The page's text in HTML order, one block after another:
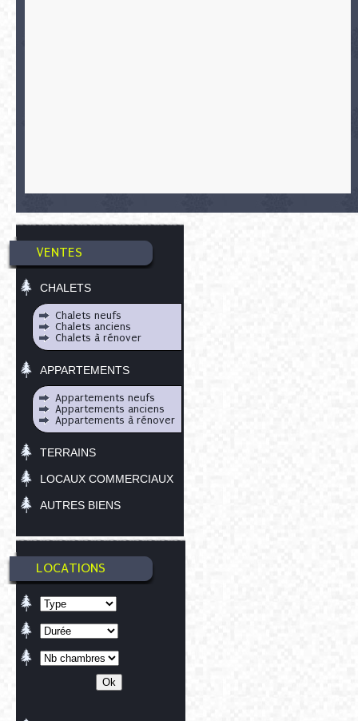
VENTES
CHALETS
Chalets neufs
Chalets anciens
Chalets à rénover
APPARTEMENTS
Appartements neufs
Appartements anciens
Appartements à rénover
TERRAINS
LOCAUX COMMERCIAUX
AUTRES BIENS
LOCATIONS